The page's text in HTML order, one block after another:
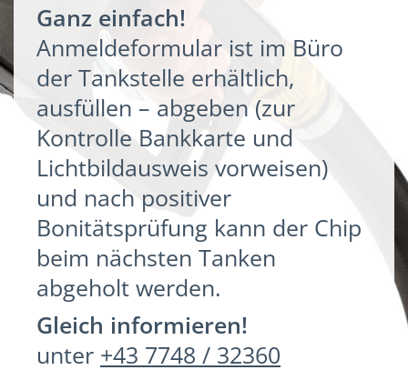
Ganz einfach!
Anmeldeformular ist im Büro
der Tankstelle erhältlich,
ausfüllen – abgeben (zur
Kontrolle Bankkarte und
Lichtbildausweis vorweisen)
und nach positiver
Bonitätsprüfung kann der Chip
beim nächsten Tanken
abgeholt werden.
Gleich informieren!
unter +43 7748 / 32360